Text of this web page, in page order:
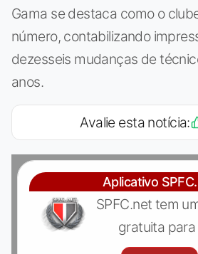
Gama se destaca como o
número, contabilizando
dezesseis mudanças de
anos.
Avalie esta notícia:
Aplicativo
SPFC.net tem
gratuita